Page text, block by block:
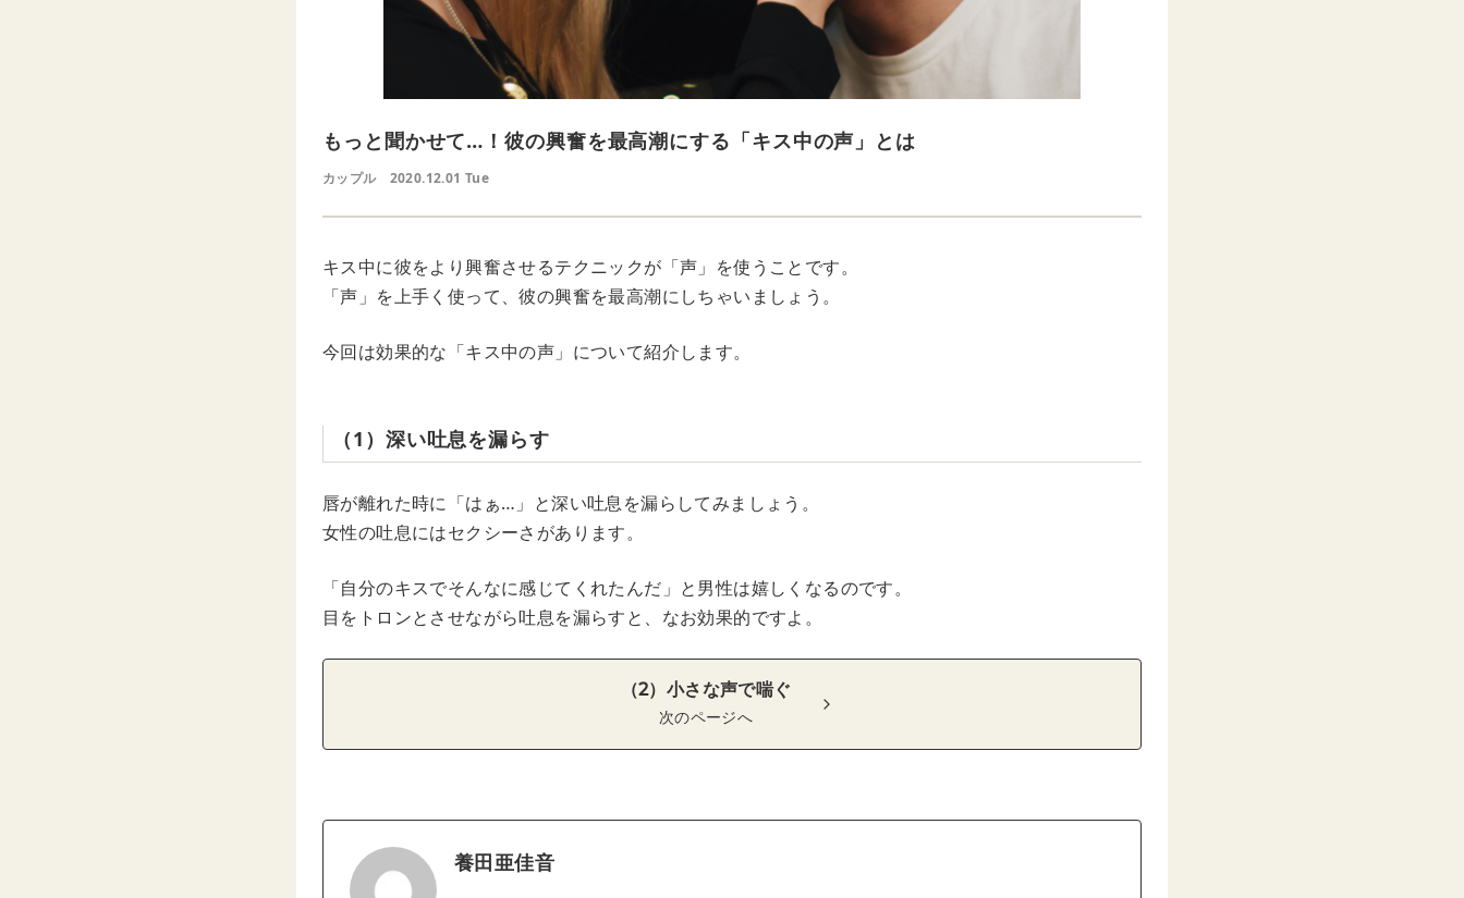
もっと聞かせて…！彼の興奮を最高潮にする「キス中の声」とは
カップル 2020.12.01 Tue
キス中に彼をより興奮させるテクニックが「声」を使うことです。
「声」を上手く使って、彼の興奮を最高潮にしちゃいましょう。
今回は効果的な「キス中の声」について紹介します。
（1）深い吐息を漏らす
唇が離れた時に「はぁ…」と深い吐息を漏らしてみましょう。
女性の吐息にはセクシーさがあります。
「自分のキスでそんなに感じてくれたんだ」と男性は嬉しくなるのです。
目をトロンとさせながら吐息を漏らすと、なお効果的ですよ。
（2）小さな声で喘ぐ
次のページへ
養田亜佳音